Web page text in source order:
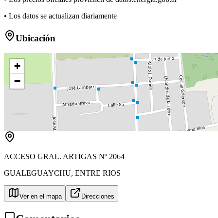
• Los datos se actualizan diariamente
Ubicación
+
−
ACCESO GRAL. ARTIGAS Nº 2064
GUALEGUAYCHU, ENTRE RIOS
Ver en el mapa Direcciones